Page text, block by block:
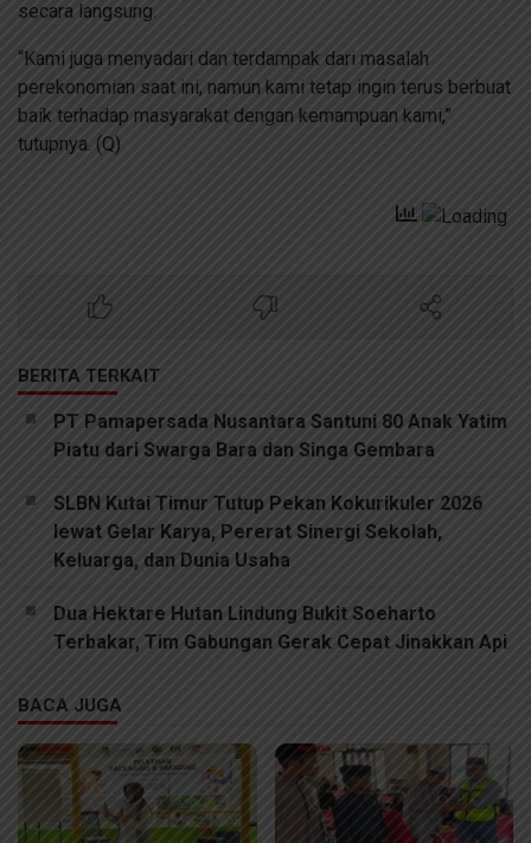
secara langsung.
“Kami juga menyadari dan terdampak dari masalah
perekonomian saat ini, namun kami tetap ingin terus berbuat
baik terhadap masyarakat dengan kemampuan kami,”
tutupnya. (Q)
BERITA TERKAIT
PT Pamapersada Nusantara Santuni 80 Anak Yatim
Piatu dari Swarga Bara dan Singa Gembara
SLBN Kutai Timur Tutup Pekan Kokurikuler 2026
lewat Gelar Karya, Pererat Sinergi Sekolah,
Keluarga, dan Dunia Usaha
Dua Hektare Hutan Lindung Bukit Soeharto
Terbakar, Tim Gabungan Gerak Cepat Jinakkan Api
BACA JUGA